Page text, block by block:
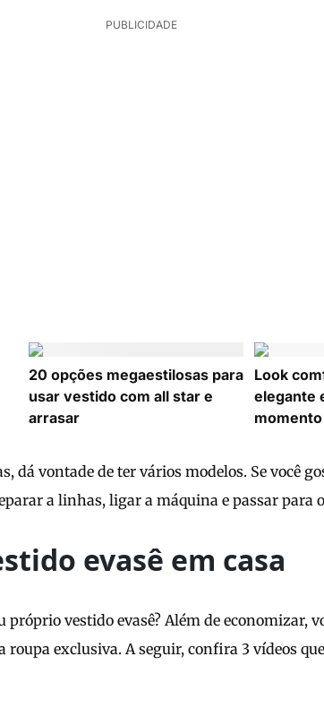
PUBLICIDADE
20 opções megaestilosas para
usar vestido com all star e
arrasar
Look
elegante
momento
dá vontade de ter vários modelos. Se você
a linhas, ligar a máquina e passar para
evasê em casa
próprio vestido evasê? Além de economizar,
roupa exclusiva. A seguir, confira 3 vídeos